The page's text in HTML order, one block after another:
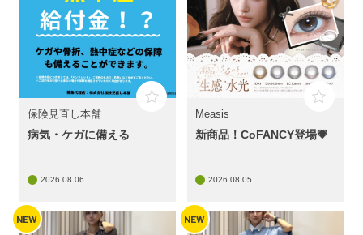
保険見直し本舗
病気・ケガに備える
2026.08.06
Measis
新商品！CoFANCY登場💗
2026.08.05
NEW NEW